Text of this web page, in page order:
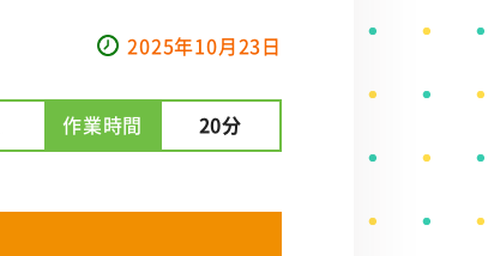
2025年10月23日
作業時間 20分